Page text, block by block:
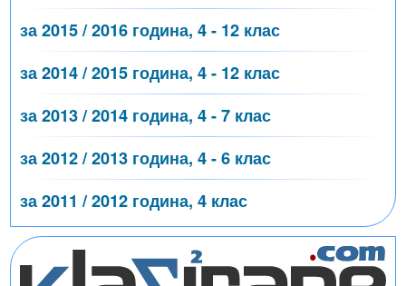
за 2015 / 2016 година, 4 - 12 клас
за 2014 / 2015 година, 4 - 12 клас
за 2013 / 2014 година, 4 - 7 клас
за 2012 / 2013 година, 4 - 6 клас
за 2011 / 2012 година, 4 клас